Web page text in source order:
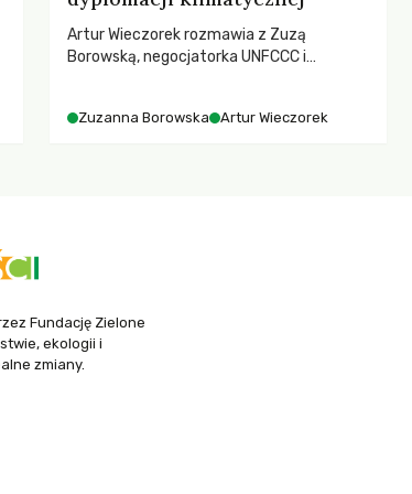
Artur Wieczorek rozmawia z Zuzą
Borowską, negocjatorka UNFCCC i
ruchach klimatycznych
Zuzanna Borowska Artur Wieczorek
Fundację Zielone
ekologii i
zmiany.